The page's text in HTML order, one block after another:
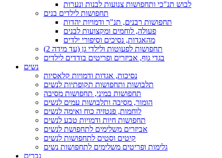
לבוש תנ"כי ותחפושות צנועות לבנות ונערות
תחפושות לילדים בנים
תחפושות רבנים, תנ"ך ודמויות יהדות
פעולה, לוחמים ומקצועות לבנים
מהאגדות, נסיכים וסיפורי ילדים
תחפושות לפעוטות ולילדי גן (עד מידה 2)
בגדי גוף, אביזרים ופריטים בודדים לילדים
נשים
נסיכות, אגדות ודמויות קלאסיות
תלבושות ותחפושות תקופתיות לנשים
תחפושות במיני, תחפושות מסיבה
הומור, מסיבה ותלבושות עמים לנשים
לוחמות, פנטזיה כוח ואימה לנשים
תחפושות חיות ודמויות טבע לנשים
אביזרים משלימים לתחפושת לנשים
קיטים וסטים לתחפושות לנשים
גלימות ופריטים משלימים לתחפושות נשים
גברים